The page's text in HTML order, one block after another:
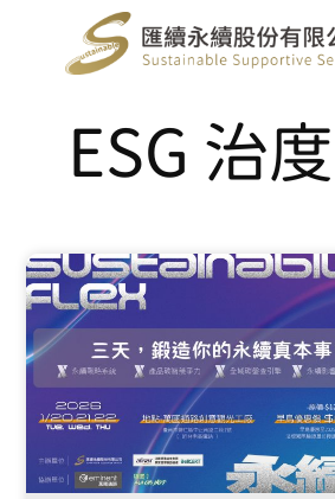
ESG 治